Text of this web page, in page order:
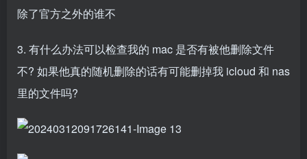
除了官方之外的谁不
3. 有什么办法可以检查我的 mac 是否有被他删除文件
不? 如果他真的随机删除的话有可能删掉我 icloud 和 nas
里的文件吗?